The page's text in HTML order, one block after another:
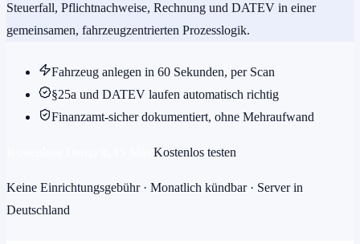
Steuerfall, Pflichtnachweise, Rechnung und DATEV in einer
gemeinsamen, fahrzeugzentrierten Prozesslogik.
Fahrzeug anlegen in 60 Sekunden, per Scan
§25a und DATEV laufen automatisch richtig
Finanzamt-sicher dokumentiert, ohne Mehraufwand
Kostenlos testen
Keine Einrichtungsgebühr · Monatlich kündbar · Server in
Deutschland